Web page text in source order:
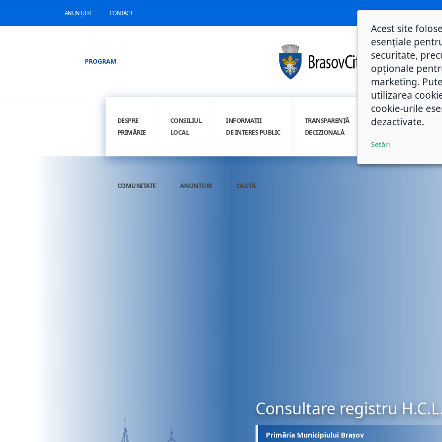
ANUNȚURI CONTACT
PROGRAM
DESPRE
PRIMĂRIE
CONSILIUL
LOCAL
INFORMAȚII
DE INTERES PUBLIC
TRANSPARENȚĂ
DECIZIONALĂ
INTEGRITATE
COMUNITATE ANUNȚURI CAUTĂ
Consultare registru
Primăria Municipiului Brașov
Acest site
esențiale
securitate,
opționale
marketing.
utilizarea
cookie-urile
dezactivate.
Setări